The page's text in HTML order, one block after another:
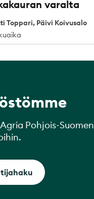
varalta
Toppari, Päivi Koivusalo
Pohjois-Suomen